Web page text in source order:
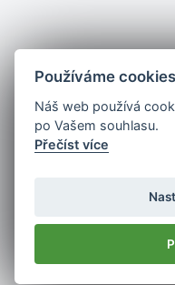
Nejlépe hodnocený
v ČR
Používáme
Náš web používá
po Vašem souhlasu.
Přečíst více